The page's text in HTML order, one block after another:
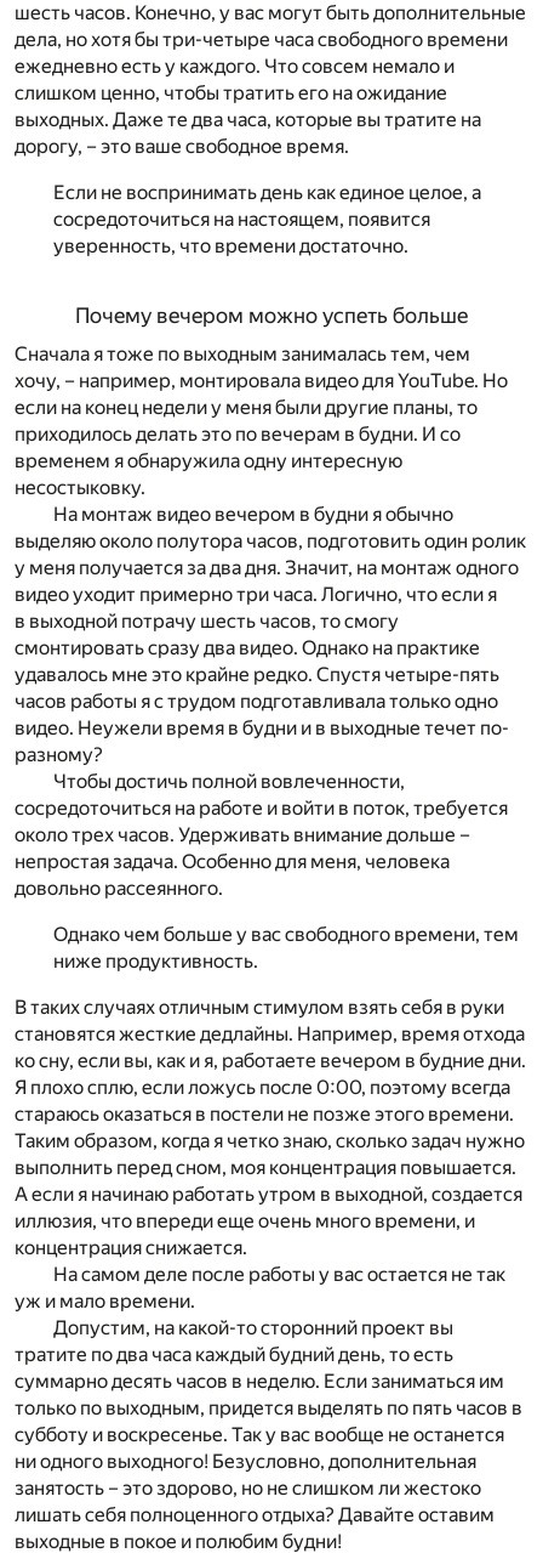
шесть часов. Конечно, у вас могут быть дополнительные
дела, но хотя бы три-четыре часа свободного времени
ежедневно есть у каждого. Что совсем немало и
слишком ценно, чтобы тратить его на ожидание
выходных. Даже те два часа, которые вы тратите на
дорогу, – это ваше свободное время.
Если не воспринимать день как единое целое, а
сосредоточиться на настоящем, появится
уверенность, что времени достаточно.
Почему вечером можно успеть больше
Сначала я тоже по выходным занималась тем, чем
хочу, – например, монтировала видео для YouTube. Но
если на конец недели у меня были другие планы, то
приходилось делать это по вечерам в будни. И со
временем я обнаружила одну интересную
несостыковку.
На монтаж видео вечером в будни я обычно
выделяю около полутора часов, подготовить один ролик
у меня получается за два дня. Значит, на монтаж одного
видео уходит примерно три часа. Логично, что если я
в выходной потрачу шесть часов, то смогу
смонтировать сразу два видео. Однако на практике
удавалось мне это крайне редко. Спустя четыре-пять
часов работы я с трудом подготавливала только одно
видео. Неужели время в будни и в выходные течет по-
разному?
Чтобы достичь полной вовлеченности,
сосредоточиться на работе и войти в поток, требуется
около трех часов. Удерживать внимание дольше –
непростая задача. Особенно для меня, человека
довольно рассеянного.
Однако чем больше у вас свободного времени, тем
ниже продуктивность.
В таких случаях отличным стимулом взять себя в руки
становятся жесткие дедлайны. Например, время отхода
ко сну, если вы, как и я, работаете вечером в будние дни.
Я плохо сплю, если ложусь после 0:00, поэтому всегда
стараюсь оказаться в постели не позже этого времени.
Таким образом, когда я четко знаю, сколько задач нужно
выполнить перед сном, моя концентрация повышается.
А если я начинаю работать утром в выходной, создается
иллюзия, что впереди еще очень много времени, и
концентрация снижается.
На самом деле после работы у вас остается не так
уж и мало времени.
Допустим, на какой-то сторонний проект вы
тратите по два часа каждый будний день, то есть
суммарно десять часов в неделю. Если заниматься им
только по выходным, придется выделять по пять часов в
субботу и воскресенье. Так у вас вообще не останется
ни одного выходного! Безусловно, дополнительная
занятость – это здорово, но не слишком ли жестоко
лишать себя полноценного отдыха? Давайте оставим
выходные в покое и полюбим будни!